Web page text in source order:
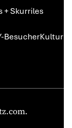
+ Skurriles
BesucherKultur
.